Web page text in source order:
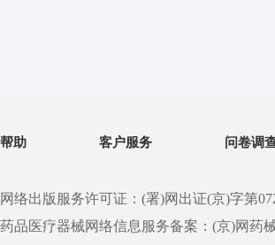
帮助 客户服务 问卷调
网络出版服务许可证：(署)网出证(京)字第
药品医疗器械网络信息服务备案：(京)网药